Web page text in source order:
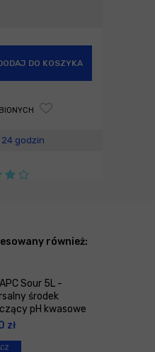
DO KOSZYKA
24 godzin
również:
Sour 5L -
środek
pH kwasowe
zł